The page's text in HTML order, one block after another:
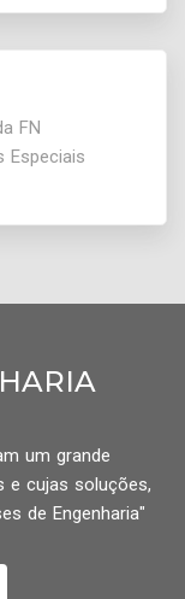
FN
Especiais
um grande
e cujas soluções,
de Engenharia"